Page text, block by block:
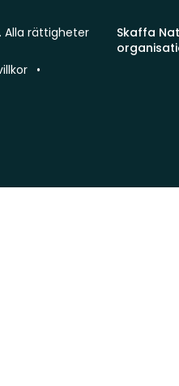
Skaffa
Alla rättigheter